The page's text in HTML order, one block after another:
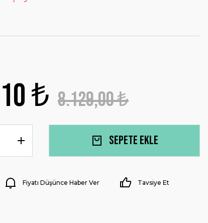
₺ 8.129,00 ₺
Sepete Ekle
Fiyatı Düşünce Haber Ver Tavsiye Et